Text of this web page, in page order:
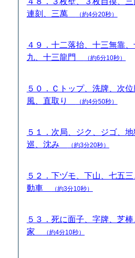
連刻、三萬
（約4分20秒）
４９．十二落抬、十三無靠
九、十三龍門
（約6分10秒）
５０．Ｃトップ、洗牌、次
風、直取り
（約4分50秒）
５１．次局、ジク、ジゴ、
巡、沈み
（約3分20秒）
５２．下ヅモ、下山、七五
動車
（約3分10秒）
５３．死に面子、字牌、芝
家
（約4分10秒）